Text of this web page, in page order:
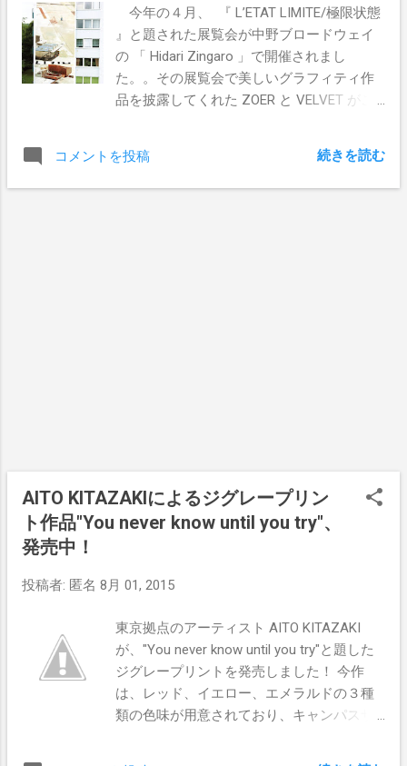
TWOONE
今年の４月、 『 L’ETAT LIMITE/極限状態
』と題された展覧会が中野ブロードウェイ
の 「 Hidari Zingaro 」で開催されまし
た。。その展覧会で美しいグラフィティ作
品を披露してくれた ZOER と VELVET がこ
とは一味違うグラフィティのこれからの可
能性を是非この機会に体感していただきた
招聘し、展覧会「L’ETATLIMITE/極限状態」
を開催致しました。その際、油絵によるキ
ャンバス作品のみを展示するという新たな
試みが行われました。常に新たな事へと挑
イキキギャラリーの壁3面へと張り込まれ
して頂きまして、ギャラリー史上最大の作
品を制作して頂きます。 本展の
ZOER&VELVETの展覧会のタイトル
「BLAS」は、「blasphemy(神への不敬、冒
涜)」という言葉からつけられました。日本
コメントを投稿 続きを読む
AITO KITAZAKIによるジグレープリン
ト作品"You never know until you try"、
発売中！
投稿者: 匿名 8月 01, 2015
東京拠点のアーティスト AITO KITAZAKI
が、"You never know until you try"と題した
ジグレープリントを発売しました！ 今作
は、レッド、イエロー、エメラルドの３種
類の色味が用意されており、キャンパスサ